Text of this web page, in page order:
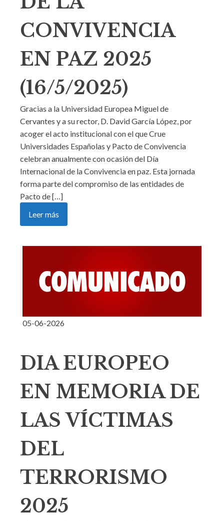
CONVIVENCIA
EN PAZ 2025
(16/5/2025)
Gracias a la Universidad Europea Miguel de
Cervantes y a su rector, D. David García López, por
acoger el acto institucional con el que Crue
Universidades Españolas y Pacto de Convivencia
celebran anualmente con ocasión del Día
Internacional de la Convivencia en paz. Esta jornada
forma parte del compromiso de las entidades de
Pacto de […]
Leer más
05-06-2026
DIA EUROPEO
EN MEMORIA DE
LAS VÍCTIMAS
DEL
TERRORISMO
2025